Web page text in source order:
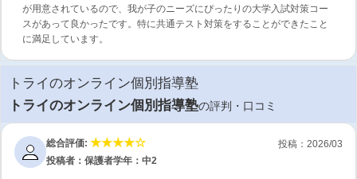
が用意されているので、我が子のニーズにぴったりの大学入試対策コー
スがあって良かったです。特に共通テスト対策をすることができたこと
に満足しています。
トライのオンライン個別指導塾
トライのオンライン個別指導塾の評判・口コミ
投稿：2026/03
総合評価:
投稿者：保護者学年：中2